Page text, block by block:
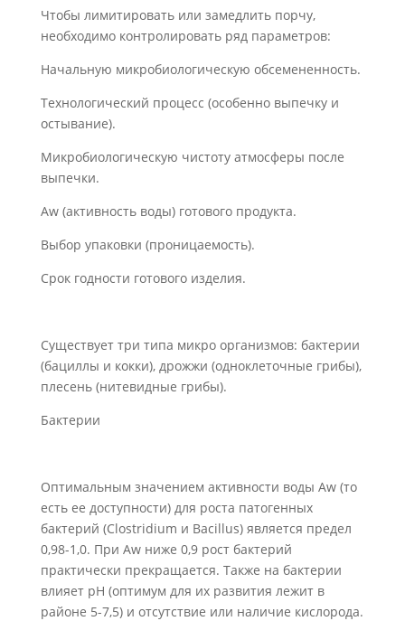
Чтобы лимитировать или замедлить порчу,
необходимо контролировать ряд параметров:
Начальную микробиологическую обсемененность.
Технологический процесс (особенно выпечку и
остывание).
Микробиологическую чистоту атмосферы после
выпечки.
Aw (активность воды) готового продукта.
Выбор упаковки (проницаемость).
Срок годности готового изделия.
Существует три типа микро организмов: бактерии
(бациллы и кокки), дрожжи (одноклеточные грибы),
плесень (нитевидные грибы).
Бактерии
Оптимальным значением активности воды Aw (то
есть ее доступности) для роста патогенных
бактерий (Clostridium и Bacillus) является предел
0,98-1,0. При Aw ниже 0,9 рост бактерий
практически прекращается. Также на бактерии
влияет рН (оптимум для их развития лежит в
районе 5-7,5) и отсутствие или наличие кислорода.